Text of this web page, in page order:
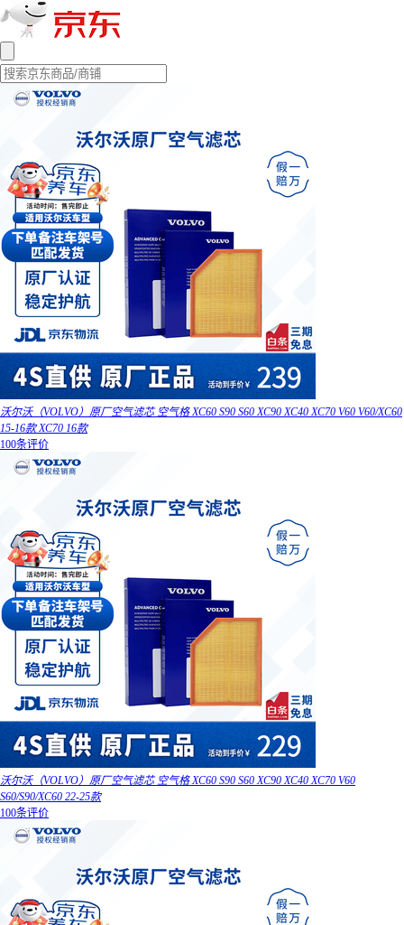
沃尔沃（VOLVO）原厂空气滤芯 空气格 XC60 S90 S60 XC90 XC40 XC70 V60 V60/XC60
15-16款 XC70 16款
100条评价
沃尔沃（VOLVO）原厂空气滤芯 空气格 XC60 S90 S60 XC90 XC40 XC70 V60
S60/S90/XC60 22-25款
100条评价